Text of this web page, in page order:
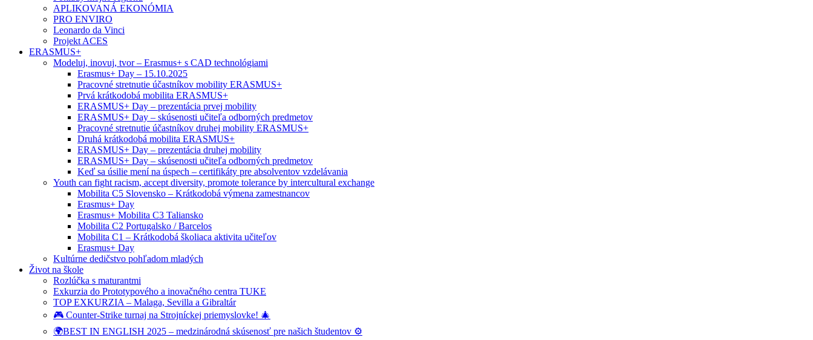
APLIKOVANÁ EKONÓMIA
PRO ENVIRO
Leonardo da Vinci
Projekt ACES
ERASMUS+
Modeluj, inovuj, tvor – Erasmus+ s CAD technológiami
Erasmus+ Day – 15.10.2025
Pracovné stretnutie účastníkov mobility ERASMUS+
Prvá krátkodobá mobilita ERASMUS+
ERASMUS+ Day – prezentácia prvej mobility
ERASMUS+ Day – skúsenosti učiteľa odborných predmetov
Pracovné stretnutie účastníkov druhej mobility ERASMUS+
Druhá krátkodobá mobilita ERASMUS+
ERASMUS+ Day – prezentácia druhej mobility
ERASMUS+ Day – skúsenosti učiteľa odborných predmetov
Keď sa úsilie mení na úspech – certifikáty pre absolventov vzdelávania
Youth can fight racism, accept diversity, promote tolerance by intercultural exchange
Mobilita C5 Slovensko – Krátkodobá výmena zamestnancov
Erasmus+ Day
Erasmus+ Mobilita C3 Taliansko
Mobilita C2 Portugalsko / Barcelos
Mobilita C1 – Krátkodobá školiaca aktivita učiteľov
Erasmus+ Day
Kultúrne dedičstvo pohľadom mladých
Život na škole
Rozlúčka s maturantmi
Exkurzia do Prototypového a inovačného centra TUKE
TOP EXKURZIA – Malaga, Sevilla a Gibraltár
🎮 Counter-Strike turnaj na Strojníckej priemyslovke! 🎄
🌍BEST IN ENGLISH 2025 – medzinárodná skúsenosť pre našich študentov ⚙️